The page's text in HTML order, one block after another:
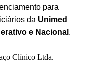
para
da Unimed
e Nacional .
Clínico Ltda.